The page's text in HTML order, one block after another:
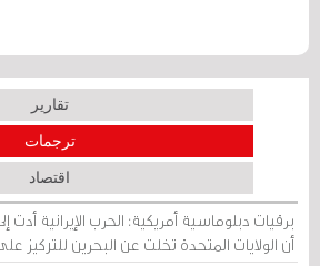
تقارير
ترجمات
اقتصاد
برقيات دبلوماسية أمريكية: الحرب الإيرانية
أن الولايات المتحدة تخلت عن البحرين للتركيز